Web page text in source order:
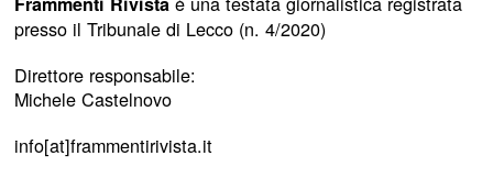
presso il Tribunale di Lecco (n. 4/2020)
Direttore responsabile:
Michele Castelnovo
info[at]frammentirivista.it